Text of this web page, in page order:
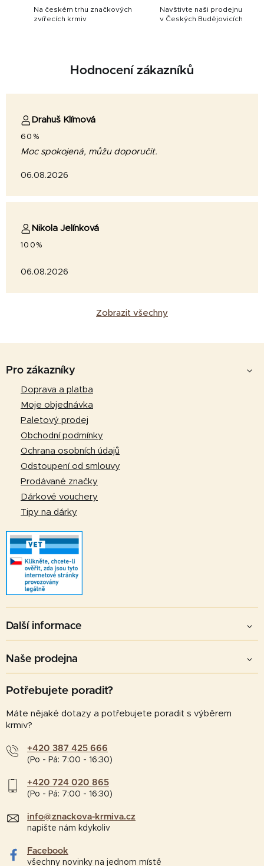
Na českém trhu značkových
zvířecích krmiv
Navštivte naši prodejnu
v Českých Budějovicích
Hodnocení zákazníků
Drahuš Klímová
60%
Moc spokojená, můžu doporučit.
06.08.2026
Nikola Jelínková
100%
06.08.2026
Zobrazit všechny
Pro zákazníky
Doprava a platba
Moje objednávka
Paletový prodej
Obchodní podmínky
Ochrana osobních údajů
Odstoupení od smlouvy
Prodávané značky
Dárkové vouchery
Tipy na dárky
Další informace
Naše prodejna
Potřebujete poradit?
Máte nějaké dotazy a potřebujete poradit s výběrem
krmiv?
+420 387 425 666
(Po - Pá: 7:00 - 16:30)
+420 724 020 865
(Po - Pá: 7:00 - 16:30)
info@znackova-krmiva.cz
napište nám kdykoliv
Facebook
všechny novinky na jednom místě